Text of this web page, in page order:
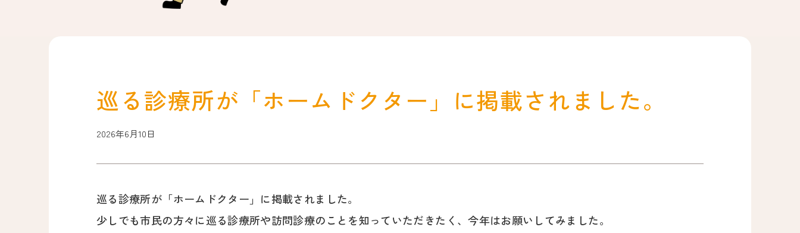
巡る診療所が「ホームドクター」に掲載されました。
2026年6月10日
巡る診療所が「ホームドクター」に掲載されました。
少しでも市民の方々に巡る診療所や訪問診療のことを知っていただきたく、今年はお願いしてみました。